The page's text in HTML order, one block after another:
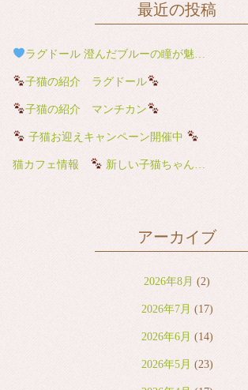
最近の投稿
ラグドール 澄んだブルーの瞳が魅力の男の子
子猫の紹介 ラグドール
子猫の紹介 マンチカン
子猫お迎えキャンペーン開催中
猫カフェ情報 新しい子猫ちゃんが猫カフェデビューしました
アーカイブ
2026年8月 (2)
2026年7月 (17)
2026年6月 (14)
2026年5月 (23)